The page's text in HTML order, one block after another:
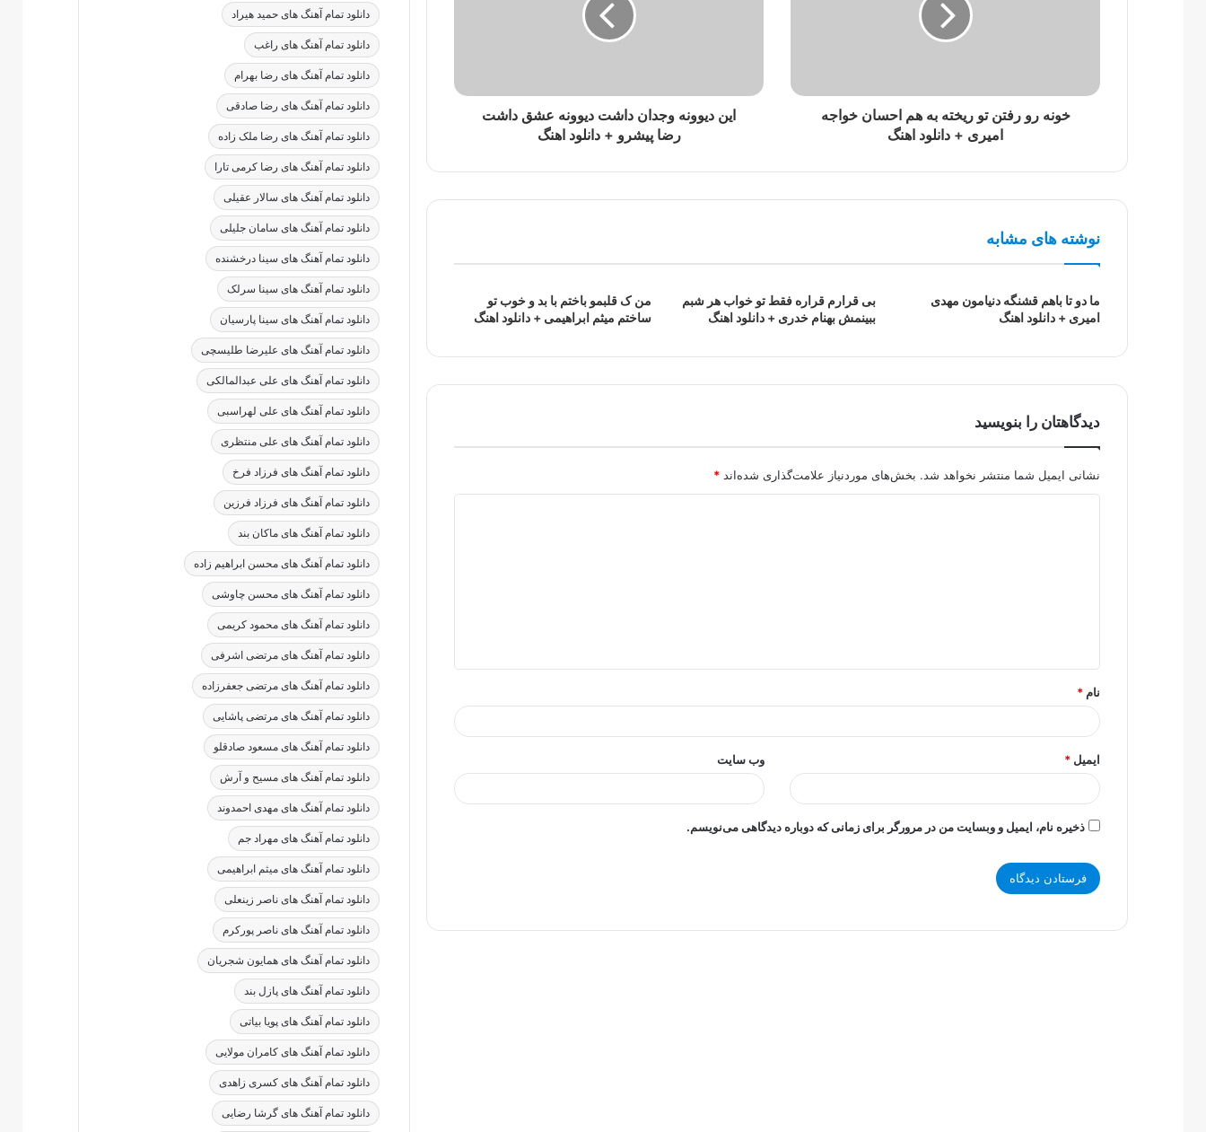
خونه رو رفتن تو ریخته به هم احسان خواجه
امیری + دانلود اهنگ
ﺍﯾﻦ ﺩﯾﻮﻭﻧﻪ ﻭﺟﺪﺍﻥ ﺩﺍﺷﺖ ﺩﯾﻮﻭﻧﻪ ﻋﺸﻖ ﺩﺍﺷﺖ
رضا پیشرو + دانلود اهنگ
نوشته های مشابه
ما دو تا باهم قشنگه دنیامون مهدی
امیری + دانلود اهنگ
بی قرارم قراره فقط تو خواب هر شبم
ببینمش بهنام خدری + دانلود اهنگ
من ک قلبمو باختم با بد و خوب تو
ساختم میثم ابراهیمی + دانلود اهنگ
دیدگاهتان را بنویسید
نشانی ایمیل شما منتشر نخواهد شد. بخش‌های موردنیاز علامت‌گذاری شده‌اند *
*
نام *
ایمیل * وب‌ سایت
ذخیره نام، ایمیل و وبسایت من در مرورگر برای زمانی که دوباره دیدگاهی می‌نویسم.
دانلود تمام آهنگ های حمید هیراد
دانلود تمام آهنگ های راغب
دانلود تمام آهنگ های رضا بهرام
دانلود تمام آهنگ های رضا صادقی
دانلود تمام آهنگ های رضا ملک زاده
دانلود تمام آهنگ های رضا کرمی تارا
دانلود تمام آهنگ های سالار عقیلی
دانلود تمام آهنگ های سامان جلیلی
دانلود تمام آهنگ های سینا درخشنده
دانلود تمام آهنگ های سینا سرلک
دانلود تمام آهنگ های سینا پارسیان
دانلود تمام آهنگ های علیرضا طلیسچی
دانلود تمام آهنگ های علی عبدالمالکی
دانلود تمام آهنگ های علی لهراسبی
دانلود تمام آهنگ های علی منتظری
دانلود تمام آهنگ های فرزاد فرخ
دانلود تمام آهنگ های فرزاد فرزین
دانلود تمام آهنگ های ماکان بند
دانلود تمام آهنگ های محسن ابراهیم زاده
دانلود تمام آهنگ های محسن چاوشی
دانلود تمام آهنگ های محمود کریمی
دانلود تمام آهنگ های مرتضی اشرفی
دانلود تمام آهنگ های مرتضی جعفرزاده
دانلود تمام آهنگ های مرتضی پاشایی
دانلود تمام آهنگ های مسعود صادقلو
دانلود تمام آهنگ های مسیح و آرش
دانلود تمام آهنگ های مهدی احمدوند
دانلود تمام آهنگ های مهراد جم
دانلود تمام آهنگ های میثم ابراهیمی
دانلود تمام آهنگ های ناصر زینعلی
دانلود تمام آهنگ های ناصر پورکرم
دانلود تمام آهنگ های همایون شجریان
دانلود تمام آهنگ های پازل بند
دانلود تمام آهنگ های پویا بیاتی
دانلود تمام آهنگ های کامران مولایی
دانلود تمام آهنگ های کسری زاهدی
دانلود تمام آهنگ های گرشا رضایی